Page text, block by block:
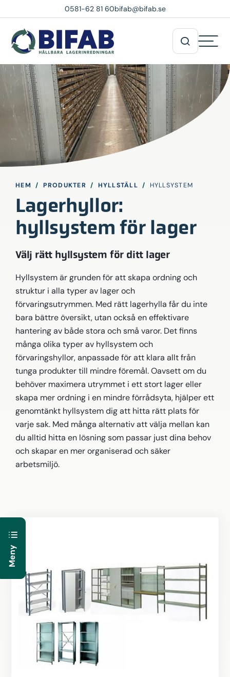
0581-62 81 60bifab@bifab.se
HEM / PRODUKTER / HYLLSTÄLL / HYLLSYSTEM
Lagerhyllor:
hyllsystem för lager
Välj rätt hyllsystem för ditt lager
Hyllsystem är grunden för att skapa ordning och
struktur i alla typer av lager och
förvaringsutrymmen. Med rätt lagerhylla får du inte
bara bättre översikt, utan också en effektivare
hantering av både stora och små varor. Det finns
många olika typer av hyllsystem och
förvaringshyllor, anpassade för att klara allt från
tunga produkter till mindre föremål. Oavsett om du
behöver maximera utrymmet i ett stort lager eller
skapa mer ordning i en mindre förrådsyta, hjälper ett
genomtänkt hyllsystem dig att hitta rätt plats för
varje sak. Med många alternativ att välja mellan kan
du alltid hitta en lösning som passar just dina behov
och skapar en mer organiserad och säker
arbetsmiljö.
Meny